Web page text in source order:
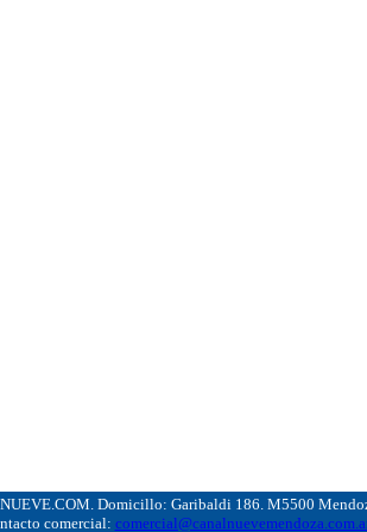
Domicillo: Garibaldi 186. M5500
comercial: